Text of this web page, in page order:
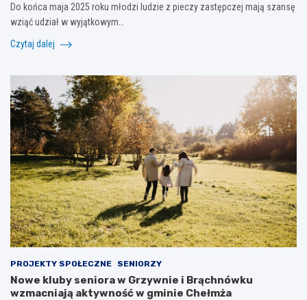
Do końca maja 2025 roku młodzi ludzie z pieczy zastępczej mają szansę
wziąć udział w wyjątkowym…
Czytaj dalej
PROJEKTY SPOŁECZNE SENIORZY
Nowe kluby seniora w Grzywnie i Brąchnówku
wzmacniają aktywność w gminie Chełmża